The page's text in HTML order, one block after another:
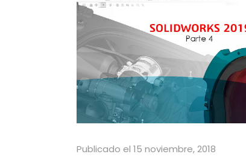
Publicado el 15 noviembre, 2018